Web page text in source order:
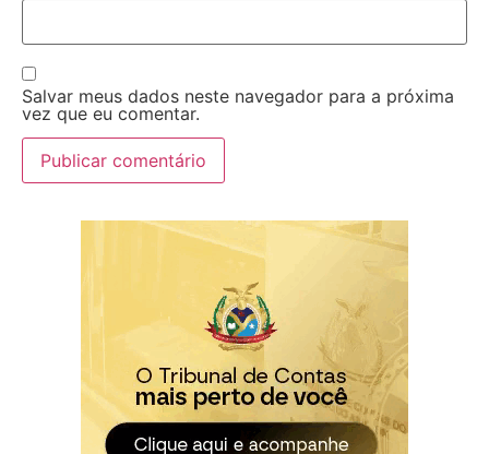
Salvar meus dados neste navegador para a próxima
vez que eu comentar.